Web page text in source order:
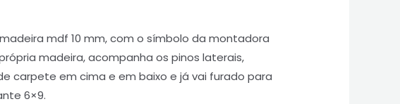
mdf 10 mm, com o símbolo da montadora
madeira, acompanha os pinos laterais,
carpete em cima e em baixo e já vai furado para
6×9.